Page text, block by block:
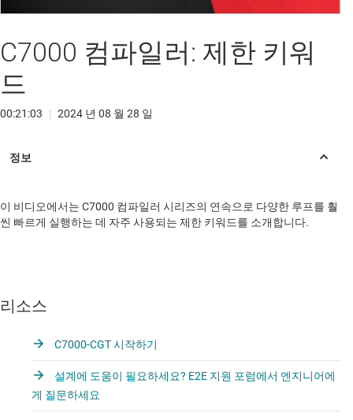
Video
C7000 컴파일러: 제한 키워
드
00:21:03 | 2024 년 08 월 28 일
이 비디오에서는 C7000 컴파일러 시리즈의 연속으로 다양한 루프를 훨
씬 빠르게 실행하는 데 자주 사용되는 제한 키워드를 소개합니다.
리소스
C7000-CGT 시작하기
설계에 도움이 필요하세요? E2E 지원 포럼에서 엔지니어에
게 질문하세요